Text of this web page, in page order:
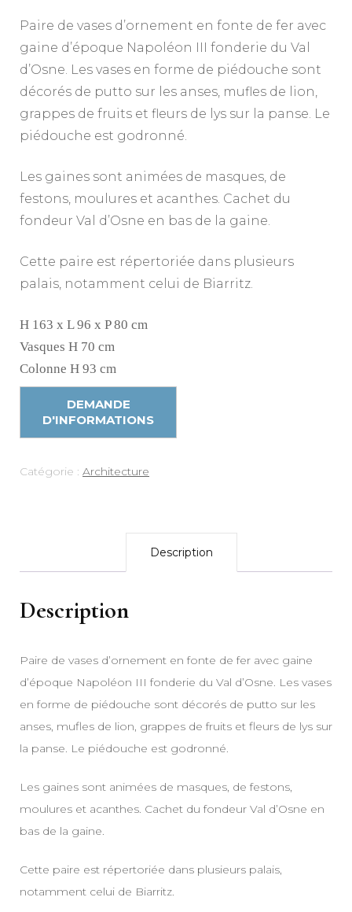
Paire de vases d’ornement en fonte de fer avec
gaine d’époque Napoléon III fonderie du Val
d’Osne. Les vases en forme de piédouche sont
décorés de putto sur les anses, mufles de lion,
grappes de fruits et fleurs de lys sur la panse. Le
piédouche est godronné.
Les gaines sont animées de masques, de
festons, moulures et acanthes. Cachet du
fondeur Val d’Osne en bas de la gaine.
Cette paire est répertoriée dans plusieurs
palais, notamment celui de Biarritz.
H 163 x L 96 x P 80 cm
Vasques H 70 cm
Colonne H 93 cm
Catégorie : Architecture
Description
Description
Paire de vases d’ornement en fonte de fer avec gaine
d’époque Napoléon III fonderie du Val d’Osne. Les vases
en forme de piédouche sont décorés de putto sur les
anses, mufles de lion, grappes de fruits et fleurs de lys sur
la panse. Le piédouche est godronné.
Les gaines sont animées de masques, de festons,
moulures et acanthes. Cachet du fondeur Val d’Osne en
bas de la gaine.
Cette paire est répertoriée dans plusieurs palais,
notamment celui de Biarritz.